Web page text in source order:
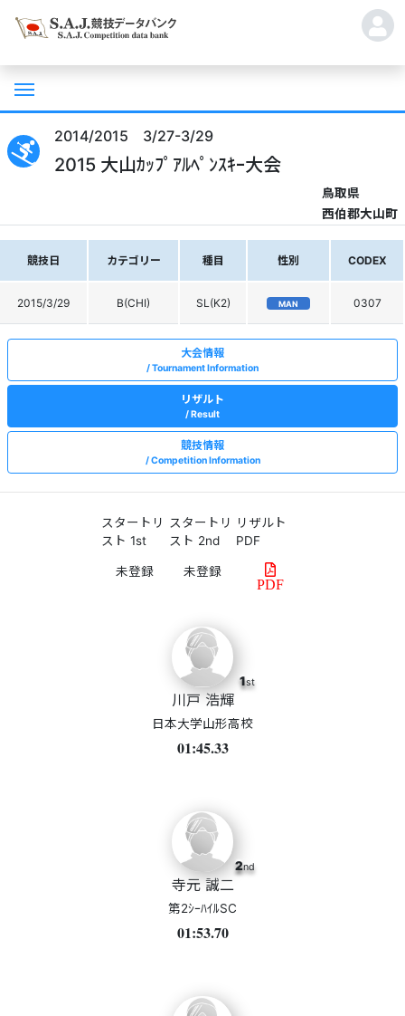
2014/2015 3/27-3/29
2015 大山ｶｯﾌﾟｱﾙﾍﾟﾝｽｷｰ大会
鳥取県
西伯郡大山町
競技日 カテゴリー 種目 性別 CODEX
2015/3/29 B(CHI) SL(K2) MAN 0307
大会情報
Tournament Information
リザルト
Result
競技情報
Competition Information
スタートリ
スト 1st
スタートリ
スト 2nd
リザルト
PDF
PDF
1st
川戸 浩輝
日本大学山形高校
01:45.33
2nd
寺元 誠二
第2ｼｰﾊｲﾙSC
01:53.70